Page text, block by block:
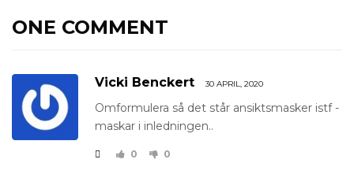
ONE COMMENT
Vicki Benckert 30 APRIL, 2020
Omformulera så det står ansiktsmasker istf -
maskar i inledningen..
0 0